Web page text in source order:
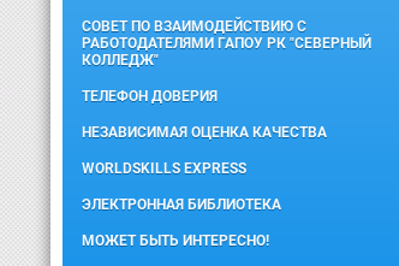
СОВЕТ ПО ВЗАИМОДЕЙСТВИЮ С
РАБОТОДАТЕЛЯМИ ГАПОУ РК "СЕВЕРНЫЙ
КОЛЛЕДЖ"
ТЕЛЕФОН ДОВЕРИЯ
НЕЗАВИСИМАЯ ОЦЕНКА КАЧЕСТВА
WORLDSKILLS EXPRESS
ЭЛЕКТРОННАЯ БИБЛИОТЕКА
МОЖЕТ БЫТЬ ИНТЕРЕСНО!